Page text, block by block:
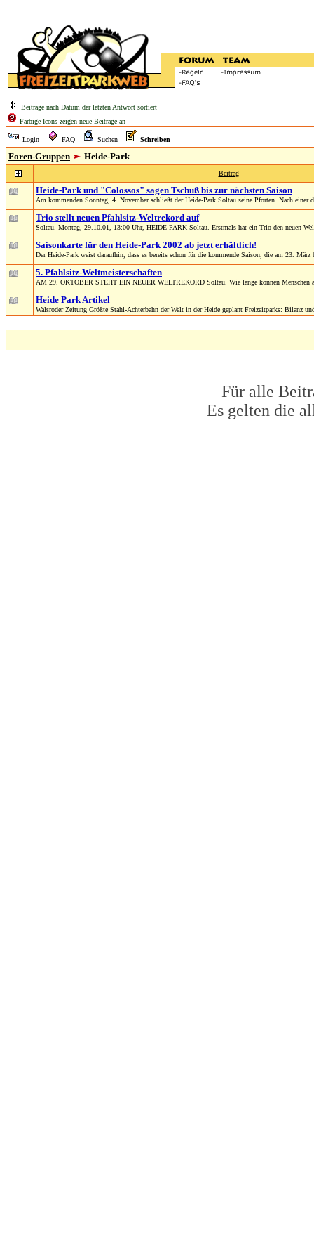
Beiträge nach Datum der letzten Antwort sortiert
Farbige Icons zeigen neue Beiträge an
Login FAQ Suchen Schreiben
Foren-Gruppen Heide-Park
Beitrag
Heide-Park und "Colossos" sagen Tschuß bis zur nächsten Saison
Am kommenden Sonntag, 4. November schließt der Heide-Park Soltau seine Pforten. Nach einer
Trio stellt neuen Pfahlsitz-Weltrekord auf
Soltau. Montag, 29.10.01, 13:00 Uhr, HEIDE-PARK Soltau. Erstmals hat ein Trio den neuen
Saisonkarte für den Heide-Park 2002 ab jetzt erhältlich!
Der Heide-Park weist daraufhin, dass es bereits schon für die kommende Saison, die am 23.
5. Pfahlsitz-Weltmeisterschaften
AM 29. OKTOBER STEHT EIN NEUER WELTREKORD Soltau. Wie lange können Menschen
Heide Park Artikel
Walsroder Zeitung Größte Stahl-Achterbahn der Welt in der Heide geplant Freizeitparks: Bilanz
Für alle
Es gelten die